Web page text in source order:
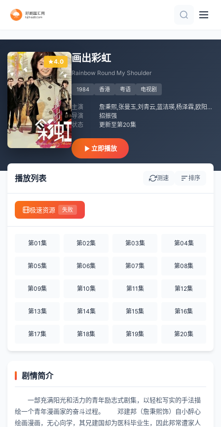
4.0 画出彩虹
Rainbow Round My Shoulder
1984 香港 粤语 电视剧
主演
詹秉熙,张曼玉,刘青云,蓝洁瑛,杨泽霖,欧阳佩珊
导演
招振强
状态
更新至第20集
立即播放
播放列表 测速 排序
极速资源 失败
第01集 第02集 第03集 第04集
第05集 第06集 第07集 第08集
第09集 第10集 第11集 第12集
第13集 第14集 第15集 第16集
第17集 第18集 第19集 第20集
剧情简介
一部充满阳光和活力的青年励志式剧集，以轻松写实的手法描
绘一个青年漫画家的奋斗过程。 邓建邦（詹秉熙饰）自小醉心
绘画漫画，无心向学，其兄建国却为医科毕业生，因此邦常遭家人
完结
完结
完结
更新至第45集
完结
第28集
完结
全集
完结
第6集